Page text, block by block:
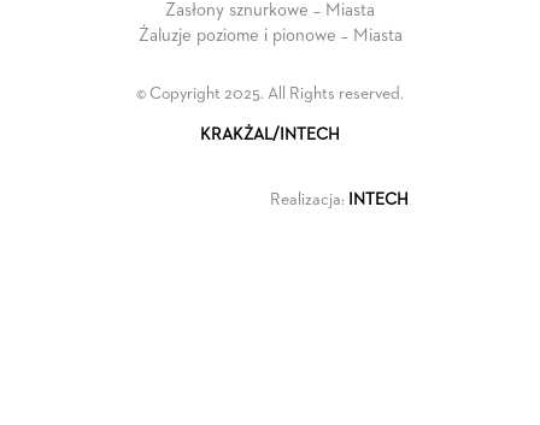
Zasłony sznurkowe – Miasta
Żaluzje poziome i pionowe – Miasta
© Copyright 2025. All Rights reserved.
KRAKŻAL/INTECH
Realizacja: INTECH